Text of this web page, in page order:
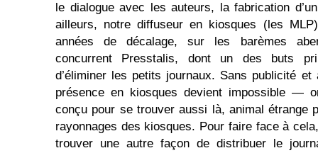
le dialogue avec les auteurs, la fabrication
ailleurs, notre diffuseur en kiosques (les
années de décalage, sur les barèmes
concurrent Presstalis, dont un des buts
d’éliminer les petits journaux. Sans publicité
présence en kiosques devient impossible —
conçu pour se trouver aussi là, animal étrange
rayonnages des kiosques. Pour faire face à
trouver une autre façon de distribuer le